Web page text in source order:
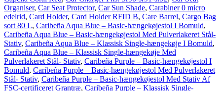
Organiser, Car Seat Protector, Car Sun Shade, Carabiner 0 micro
edelrid, Card Holder, Card Holder RFID B, Care Barrel, Cargo Bag
sort 80 L, Caribeña Aqua Blue – Basic-hængekøjestol I Bomuld,
Caribeña Aqua Blue – Basic-hængekøjestol Med Pulverlakeret Stål-
Stativ, Caribeña Aqua Blue – Klassisk Single-hængekøje I Bomuld,
Caribeña Aqua Blue – Klassisk Single-hængekøje Med
Pulverlakeret Stål- Stativ, Caribeña Purple – Basic-hængekøjestol I
Bomuld, Caribeña Purple – Basic-hængekøjestol Med Pulverlakeret
Stål- Stativ, Caribeña Purple – Basic-hængekøjestol Med Stativ Af
FSC-certificeret Grantræ, Caribeña Purple – Klassisk Single-